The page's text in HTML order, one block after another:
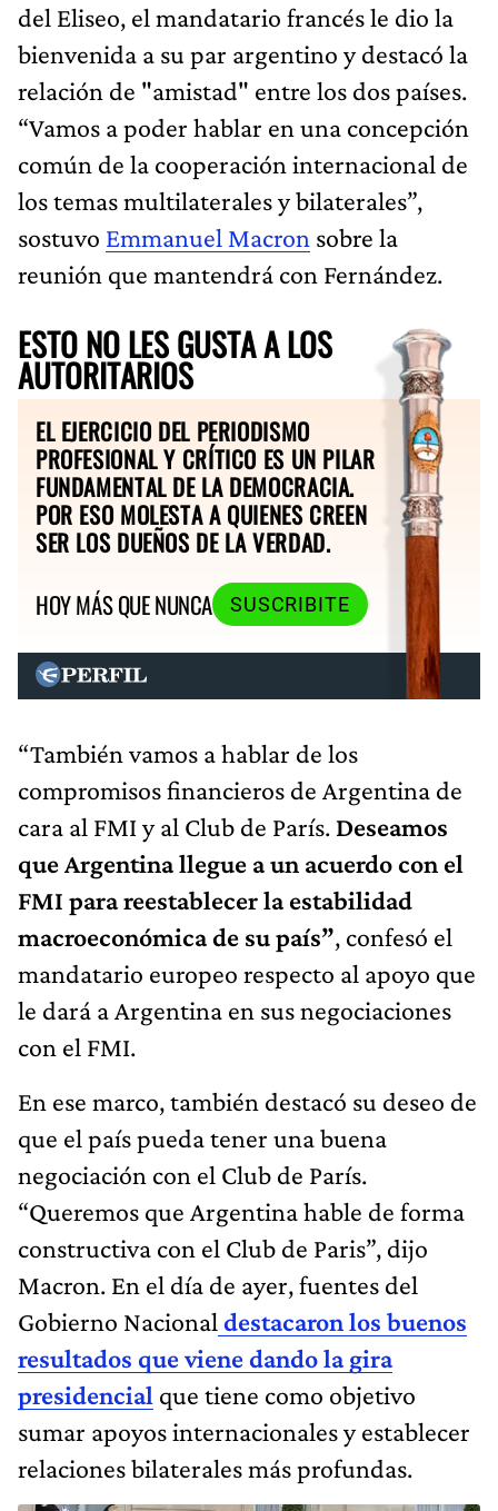
del Eliseo, el mandatario francés le dio la
bienvenida a su par argentino y destacó la
relación de "amistad" entre los dos países.
“Vamos a poder hablar en una concepción
común de la cooperación internacional de
los temas multilaterales y bilaterales”,
sostuvo Emmanuel Macron sobre la
reunión que mantendrá con Fernández.
ESTO NO LES GUSTA A LOS
AUTORITARIOS
EL EJERCICIO DEL PERIODISMO
PROFESIONAL Y CRÍTICO ES UN PILAR
FUNDAMENTAL DE LA DEMOCRACIA.
POR ESO MOLESTA A QUIENES CREEN
SER LOS DUEÑOS DE LA VERDAD.
HOY MÁS QUE NUNCA
SUSCRIBITE
“También vamos a hablar de los
compromisos financieros de Argentina de
cara al FMI y al Club de París. Deseamos
que Argentina llegue a un acuerdo con el
FMI para reestablecer la estabilidad
macroeconómica de su país”, confesó el
mandatario europeo respecto al apoyo que
le dará a Argentina en sus negociaciones
con el FMI.
En ese marco, también destacó su deseo de
que el país pueda tener una buena
negociación con el Club de París.
“Queremos que Argentina hable de forma
constructiva con el Club de Paris”, dijo
Macron. En el día de ayer, fuentes del
Gobierno Nacional destacaron los buenos
resultados que viene dando la gira
presidencial que tiene como objetivo
sumar apoyos internacionales y establecer
relaciones bilaterales más profundas.